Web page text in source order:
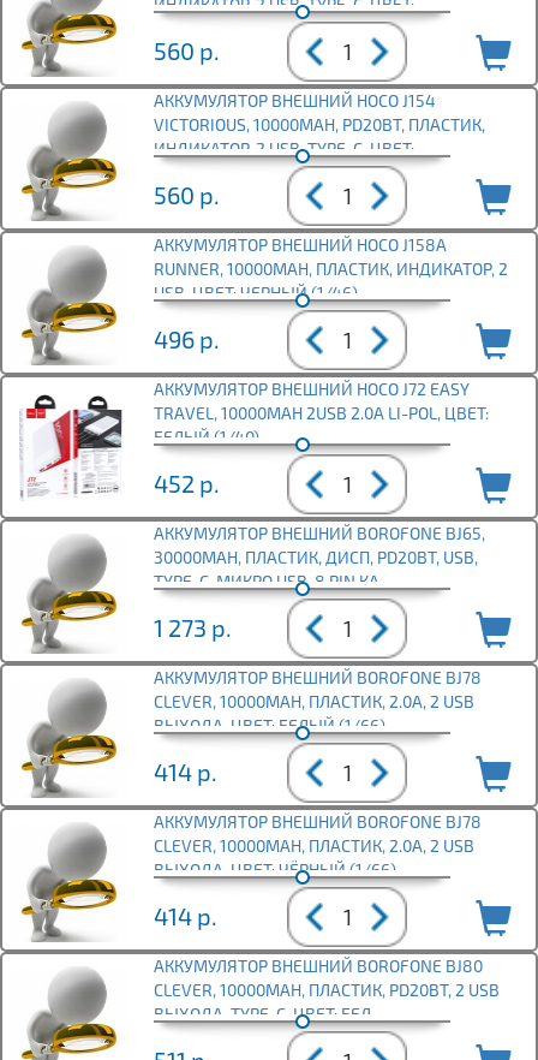
ИНДИКАТОР, 2 USB, TYPE-C, ЦВЕТ:
560 р.
АККУМУЛЯТОР ВНЕШНИЙ HOCO J154
VICTORIOUS, 10000MAH, PD20ВТ, ПЛАСТИК,
ИНДИКАТОР, 2 USB, TYPE-C, ЦВЕТ:
560 р.
АККУМУЛЯТОР ВНЕШНИЙ HOCO J158A
RUNNER, 10000MAH, ПЛАСТИК, ИНДИКАТОР, 2
USB, ЦВЕТ: ЧЕРНЫЙ (1/46)
496 р.
АККУМУЛЯТОР ВНЕШНИЙ HOCO J72 EASY
TRAVEL, 10000MAH 2USB 2.0A LI-POL, ЦВЕТ:
БЕЛЫЙ (1/40)
452 р.
АККУМУЛЯТОР ВНЕШНИЙ BOROFONE BJ65,
30000MAH, ПЛАСТИК, ДИСП, PD20ВТ, USB,
TYPE-C, МИКРО USB, 8 PIN КА
1 273 р.
АККУМУЛЯТОР ВНЕШНИЙ BOROFONE BJ78
CLEVER, 10000MAH, ПЛАСТИК, 2.0А, 2 USB
ВЫХОДА, ЦВЕТ: БЕЛЫЙ (1/66)
414 р.
АККУМУЛЯТОР ВНЕШНИЙ BOROFONE BJ78
CLEVER, 10000MAH, ПЛАСТИК, 2.0А, 2 USB
ВЫХОДА, ЦВЕТ: ЧЁРНЫЙ (1/66)
414 р.
АККУМУЛЯТОР ВНЕШНИЙ BOROFONE BJ80
CLEVER, 10000MAH, ПЛАСТИК, PD20ВТ, 2 USB
ВЫХОДА, TYPE-C, ЦВЕТ: БЕЛ